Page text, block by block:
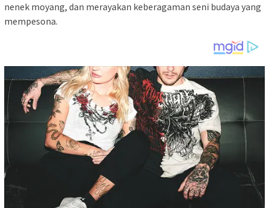
nenek moyang, dan merayakan keberagaman seni budaya yang
mempesona.